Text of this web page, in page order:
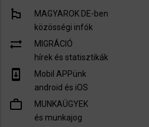
emoji_flags
MAGYAROK DE-ben
közösségi infók
sync_alt
MIGRÁCIÓ
hírek és statisztikák
system_update
Mobil APPünk
android és iOS
work_outline
MUNKAÜGYEK
és munkajog